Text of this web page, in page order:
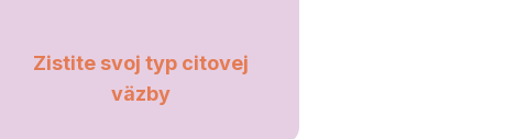
Zistite svoj typ citovej
väzby